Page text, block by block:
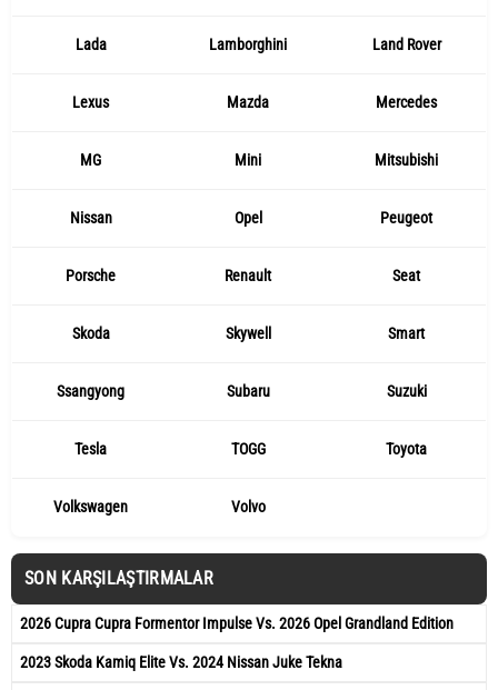
Lada Lamborghini Land Rover
Lexus Mazda Mercedes
MG Mini Mitsubishi
Nissan Opel Peugeot
Porsche Renault Seat
Skoda Skywell Smart
Ssangyong Subaru Suzuki
Tesla TOGG Toyota
Volkswagen Volvo
SON KARŞILAŞTIRMALAR
2026 Cupra Cupra Formentor Impulse Vs. 2026 Opel Grandland Edition
2023 Skoda Kamiq Elite Vs. 2024 Nissan Juke Tekna